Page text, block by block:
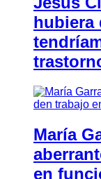
hubiera
María
en